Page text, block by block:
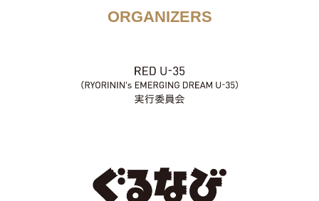
ORGANIZERS